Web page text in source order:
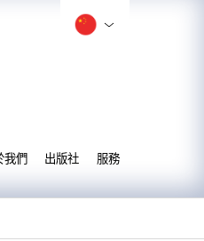
我們 出版社 服務